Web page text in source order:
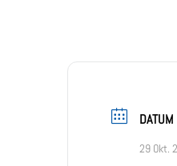
DATUM
29 Okt.